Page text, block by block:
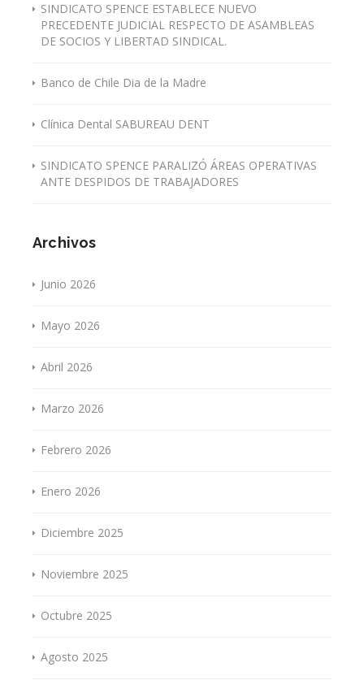
SINDICATO SPENCE ESTABLECE NUEVO
PRECEDENTE JUDICIAL RESPECTO DE ASAMBLEAS
DE SOCIOS Y LIBERTAD SINDICAL.
Banco de Chile Dia de la Madre
Clínica Dental SABUREAU DENT
SINDICATO SPENCE PARALIZÓ ÁREAS OPERATIVAS
ANTE DESPIDOS DE TRABAJADORES
Archivos
Junio 2026
Mayo 2026
Abril 2026
Marzo 2026
Febrero 2026
Enero 2026
Diciembre 2025
Noviembre 2025
Octubre 2025
Agosto 2025